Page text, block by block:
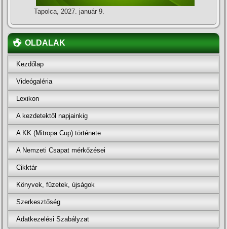
Tapolca, 2027. január 9.
OLDALAK
Kezdőlap
Videógaléria
Lexikon
A kezdetektől napjainkig
A KK (Mitropa Cup) története
A Nemzeti Csapat mérkőzései
Cikktár
Könyvek, füzetek, újságok
Szerkesztőség
Adatkezelési Szabályzat